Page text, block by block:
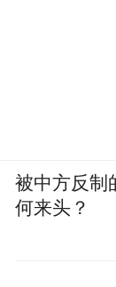
被中方反制
何来头？